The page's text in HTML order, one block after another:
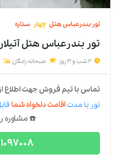
تور بندرعباسهتل چهار ستاره
تور بندرعباس هتل آتیلار ۳
2 شب و 3 روز صبحانه رایگان
تماس با تیم فروش جهت اطلاع
تور با مدتاقامت دلخواه شما
☎️ مشاوره